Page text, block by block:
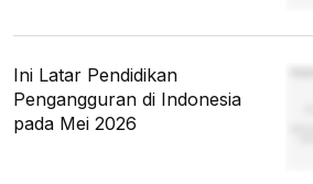
Ini Latar Pendidikan
Pengangguran di Indonesia
pada Mei 2026